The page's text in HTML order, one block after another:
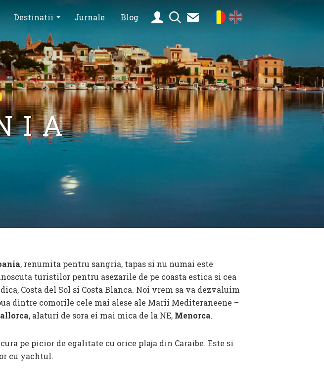
Destinatii Jurnale Blog
, renumita pentru sangria, tapas si nu numai este
turistilor pentru asezarile de pe coasta estica si cea
Costa del Sol si Costa Blanca. Noi vrem sa va dezvaluim
dintre comorile cele mai alese ale Marii Mediteraneene –
, alaturi de sora ei mai mica de la NE, Menorca.
pe picior de egalitate cu orice plaja din Caraibe. Este si
cu yachtul.